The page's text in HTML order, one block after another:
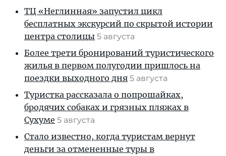
ТЦ «Неглинная» запустил цикл
бесплатных экскурсий по скрытой истории
центра столицы 5 августа
Более трети бронирований туристического
жилья в первом полугодии пришлось на
поездки выходного дня 5 августа
Туристка рассказала о попрошайках,
бродячих собаках и грязных пляжах в
Сухуме 5 августа
Стало известно, когда туристам вернут
деньги за отмененные туры в